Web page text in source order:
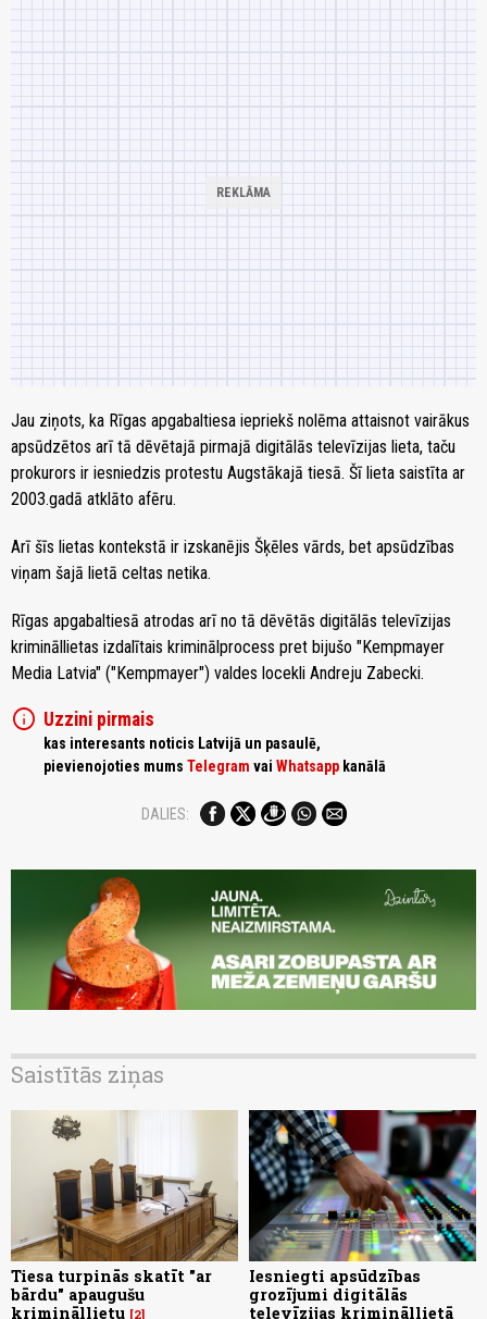
Jau ziņots, ka Rīgas apgabaltiesa iepriekš nolēma attaisnot vairākus
apsūdzētos arī tā dēvētajā pirmajā digitālās televīzijas lieta, taču
prokurors ir iesniedzis protestu Augstākajā tiesā. Šī lieta saistīta ar
2003.gadā atklāto afēru.
Arī šīs lietas kontekstā ir izskanējis Šķēles vārds, bet apsūdzības
viņam šajā lietā celtas netika.
Rīgas apgabaltiesā atrodas arī no tā dēvētās digitālās televīzijas
krimināllietas izdalītais kriminālprocess pret bijušo "Kempmayer
Media Latvia" ("Kempmayer") valdes locekli Andreju Zabecki.
info Uzzini pirmais
kas interesants noticis Latvijā un pasaulē,
pievienojoties mums Telegram vai Whatsapp kanālā
DALIES:
Saistītās ziņas
Tiesa turpinās skatīt "ar
bārdu" apaugušu
krimināllietu 2
Iesniegti apsūdzības
grozījumi digitālās
televīzijas krimināllietā